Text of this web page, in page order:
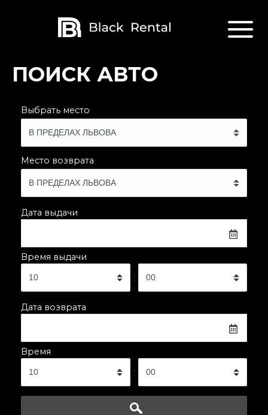
ПОИСК АВТО
Выбрать место
Место возврата
Дата выдачи
Время выдачи
:
Дата возврата
Время
: